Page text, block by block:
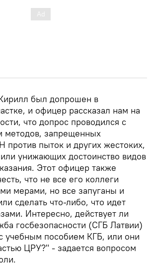
был допрошен в
и офицер рассказал нам на
что допрос проводился с
методов, запрещенных
против пыток и других жестоких,
унижающих достоинство видов
Этот офицер также
что не все его коллеги
мерами, но все запуганы и
сделать что-либо, что идет
Интересно, действует ли
госбезопасности (СГБ Латвии)
учебным пособием КГБ, или они
ЦРУ?" - задается вопросом